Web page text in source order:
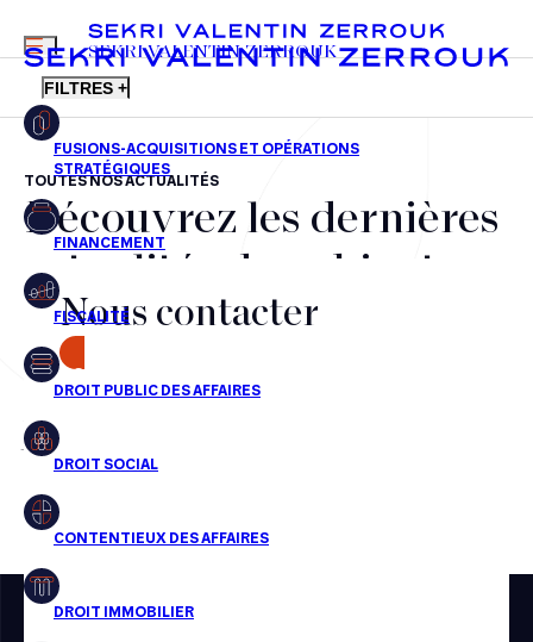
FR EN
MENU
SEKRI VALENTIN ZERROUK
FILTRES +
Fusions-acquisitions et opérations stratégiques
Financement
Fiscalité
Droit public des affaires
Droit social
Droit immobilier
Restructuring
TOUTES NOS ACTUALITÉS
Découvrez les dernières
actualités du cabinet,
nos récompenses et nos
transactions, jour après
jour
Aucun résultats pour cette recherche
Nous contacter